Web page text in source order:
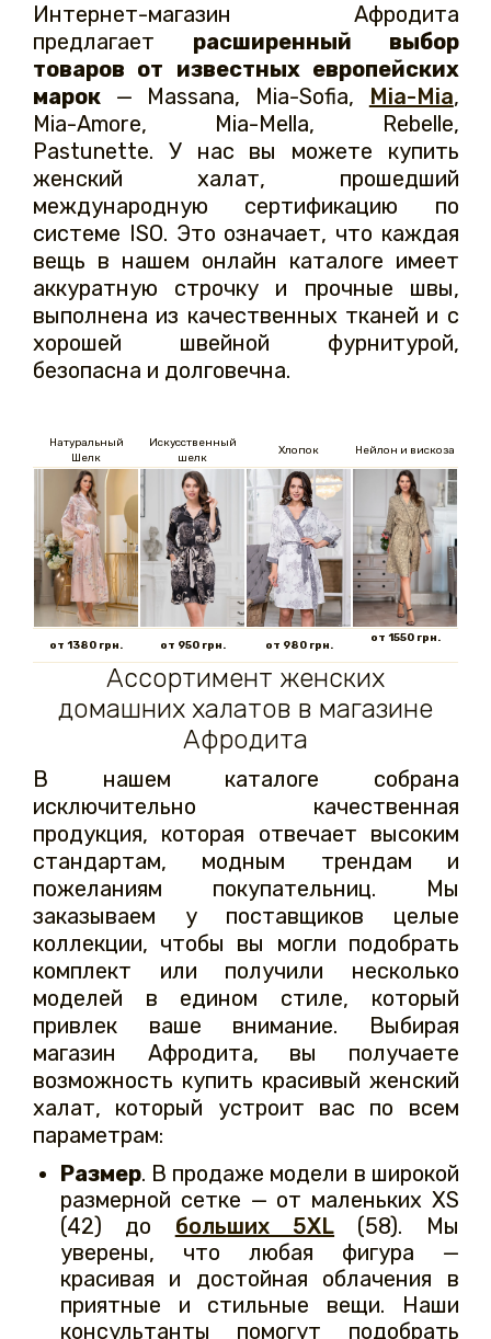
Интернет-магазин Афродита
предлагает расширенный выбор
товаров от известных европейских
марок — Massana, Mia-Sofia, Mia-Mia,
Mia-Amore, Mia-Mella, Rebelle,
Pastunette. У нас вы можете купить
женский халат, прошедший
международную сертификацию по
системе ISO. Это означает, что каждая
вещь в нашем онлайн каталоге имеет
аккуратную строчку и прочные швы,
выполнена из качественных тканей и с
хорошей швейной фурнитурой,
безопасна и долговечна.
Натуральный
Шелк
Искусственный
шелк
Хлопок Нейлон и вискоза
от 1380 грн. от 950 грн. от 980 грн.
от 1550 грн.
Ассортимент женских
домашних халатов в магазине
Афродита
В нашем каталоге собрана
исключительно качественная
продукция, которая отвечает высоким
стандартам, модным трендам и
пожеланиям покупательниц. Мы
заказываем у поставщиков целые
коллекции, чтобы вы могли подобрать
комплект или получили несколько
моделей в едином стиле, который
привлек ваше внимание. Выбирая
магазин Афродита, вы получаете
возможность купить красивый женский
халат, который устроит вас по всем
параметрам:
Размер. В продаже модели в широкой
размерной сетке — от маленьких XS
(42) до больших 5XL (58). Мы
уверены, что любая фигура —
красивая и достойная облачения в
приятные и стильные вещи. Наши
консультанты помогут подобрать